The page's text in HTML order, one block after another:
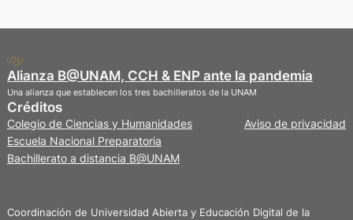
Alianza B@UNAM, CCH & ENP ante la pandemia
Una alianza que establecen los tres bachilleratos de la UNAM
Créditos
Colegio de Ciencias y Humanidades
Escuela Nacional Preparatoria
Bachillerato a distancia B@UNAM
Aviso de privacidad
Coordinación de Universidad Abierta y Educación Digital de la